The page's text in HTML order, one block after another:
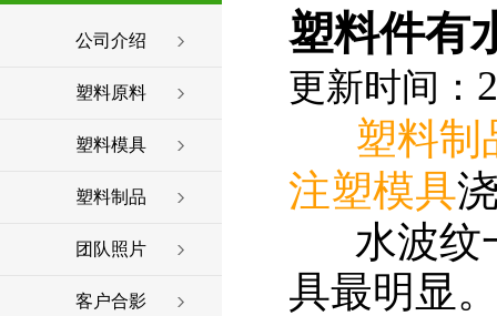
公司介绍
塑料原料
塑料模具
塑料制品
团队照片
客户合影
塑料件有
更新时间：
塑料制
注塑模具
水波纹
具最明显